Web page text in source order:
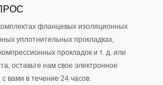
фланцевых изоляционных
уплотнительных прокладках,
прокладок и т. д. или
оставьте нам свое электронное
вами в течение 24 часов.